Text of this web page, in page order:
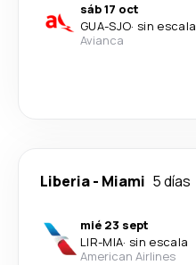
sáb 17 oct
GUA-SJO· sin escala
Avianca
Liberia- Miami 5 días
mié 23 sept
LIR-MIA· sin escala
American Airlines